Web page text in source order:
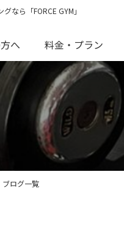
なら「FORCE GYM」
へ 料金・プラン
ブログ一覧